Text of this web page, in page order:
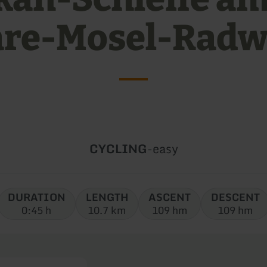
Mosel-
Type
CYCLING-Difficulty:
easy
DURATION
0:45 h
LENGTH
10.7 km
ASCENT
109 hm
DESCENT
109 hm